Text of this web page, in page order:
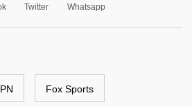
Twitter Whatsapp
Fox Sports